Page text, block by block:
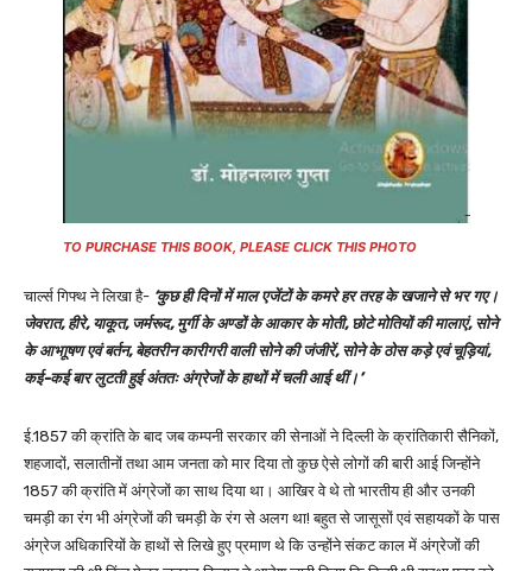
TO PURCHASE THIS BOOK, PLEASE CLICK THIS PHOTO
चार्ल्स गिफ्थ ने लिखा है- ‘कुछ ही दिनों में माल एजेंटों के कमरे हर तरह के खजाने से भर गए।
जेवरात, हीरे, याकूत, जर्मरूद, मुर्गी के अण्डों के आकार के मोती, छोटे मोतियों की मालाएं, सोने
के आभाूषण एवं बर्तन, बेहतरीन कारीगरी वाली सोने की जंजीरें, सोने के ठोस कड़े एवं चूड़ियां,
कई-कई बार लुटती हुई अंततः अंग्रेजों के हाथों में चली आई थीं।’
ई.1857 की क्रांति के बाद जब कम्पनी सरकार की सेनाओं ने दिल्ली के क्रांतिकारी सैनिकों,
शहजादों, सलातीनों तथा आम जनता को मार दिया तो कुछ ऐसे लोगों की बारी आई जिन्होंने
1857 की क्रांति में अंग्रेजों का साथ दिया था। आखिर वे थे तो भारतीय ही और उनकी
चमड़ी का रंग भी अंग्रेजों की चमड़ी के रंग से अलग था! बहुत से जासूसों एवं सहायकों के पास
अंग्रेज अधिकारियों के हाथों से लिखे हुए प्रमाण थे कि उन्होंने संकट काल में अंग्रेजों की